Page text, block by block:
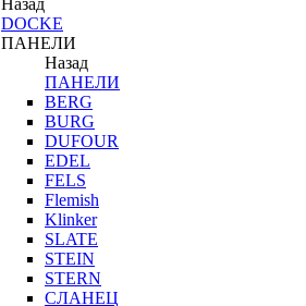
DOCKE
ПАНЕЛИ
Назад
ПАНЕЛИ
BERG
BURG
DUFOUR
EDEL
FELS
Flemish
Klinker
SLATE
STEIN
STERN
СЛАНЕЦ